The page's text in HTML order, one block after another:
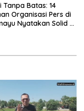
Tanpa Batas: 14
Organisasi Pers di
Nyatakan Solid di